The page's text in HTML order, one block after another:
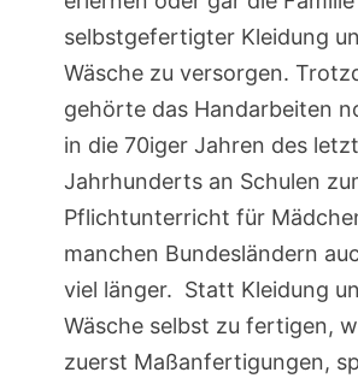
selbstgefertigter Kleidung
Wäsche zu versorgen.
gehörte das Handarbeiten
in die 70iger Jahren des
Jahrhunderts an Schulen
Pflichtunterricht für
manchen Bundesländern
viel länger. Statt Kleidung
Wäsche selbst zu fertigen,
zuerst Maßanfertigungen,